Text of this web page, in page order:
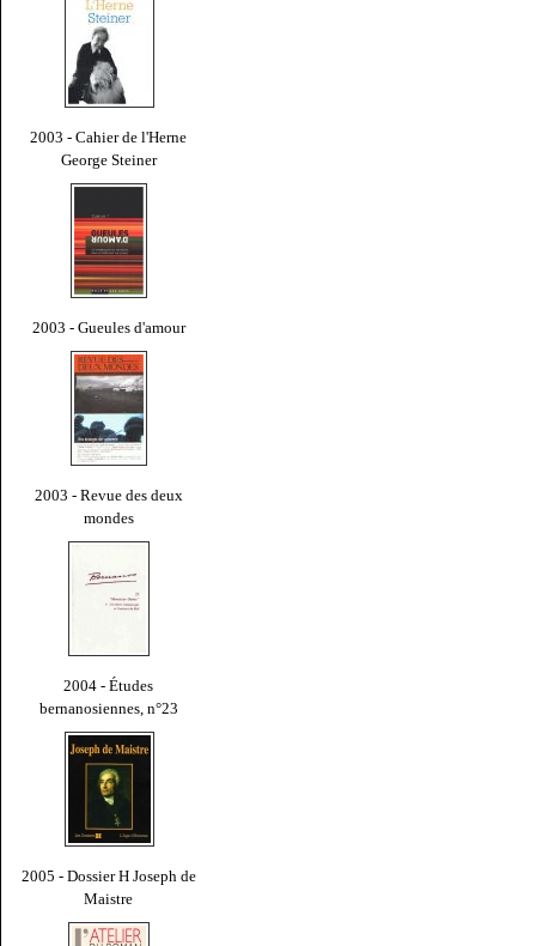
2003 - Cahier de l'Herne
George Steiner
2003 - Gueules d'amour
2003 - Revue des deux
mondes
2004 - Études
bernanosiennes, n°23
2005 - Dossier H Joseph de
Maistre